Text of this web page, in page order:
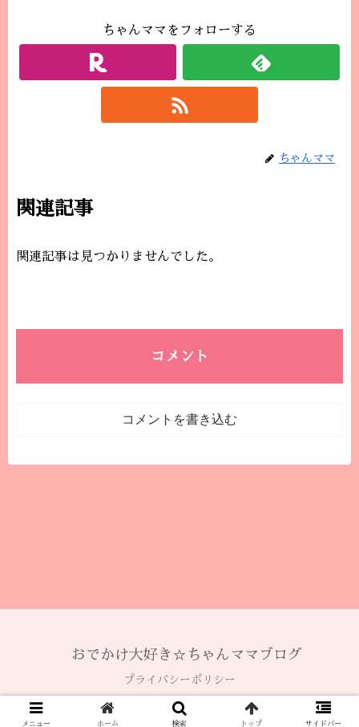
ちゃんママをフォローする
ちゃんママ
関連記事
関連記事は見つかりませんでした。
コメント
コメントを書き込む
おでかけ大好き☆ちゃんママブログ
プライバシーポリシー
© 2020 おでかけ大好き☆ちゃんママブログ.
メニュー ホーム 検索 トップ サイドバー